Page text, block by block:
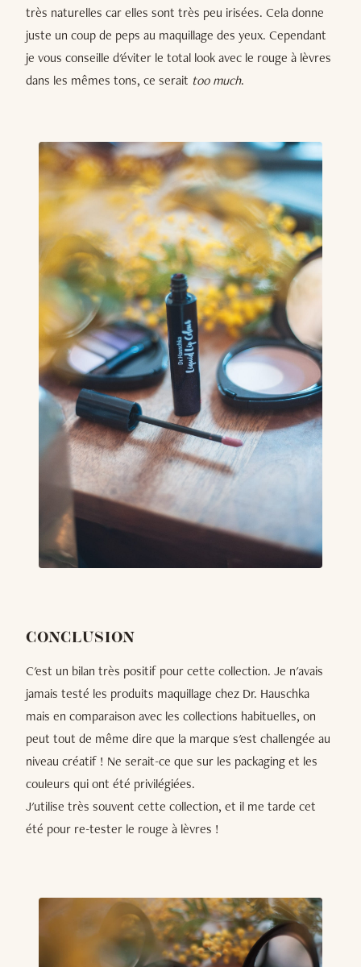
très naturelles car elles sont très peu irisées. Cela donne
juste un coup de peps au maquillage des yeux. Cependant
je vous conseille d'éviter le total look avec le rouge à lèvres
dans les mêmes tons, ce serait too much.
CONCLUSION
C'est un bilan très positif pour cette collection. Je n'avais
jamais testé les produits maquillage chez Dr. Hauschka
mais en comparaison avec les collections habituelles, on
peut tout de même dire que la marque s'est challengée au
niveau créatif ! Ne serait-ce que sur les packaging et les
couleurs qui ont été privilégiées.
J'utilise très souvent cette collection, et il me tarde cet
été pour re-tester le rouge à lèvres !